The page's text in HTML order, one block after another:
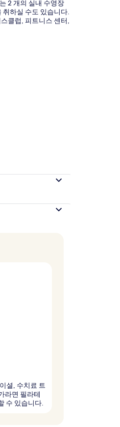
비치 바
2 개의 실내 수영장
취하실 수도 있습니다.
클럽, 피트니스 센터,
셜, 수치료 트
라면 필라테
수 있습니다.